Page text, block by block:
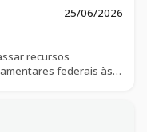
25/06/2026
recursos
federais às